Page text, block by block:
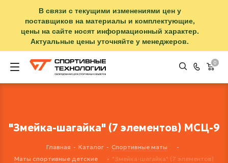
В связи с текущими изменениями цен у
поставщиков на материалы и комплектующие,
цены на сайте носят информационный характер.
Актуальные цены уточняйте у менеджеров.
0
"Змейка-шагайка" (7 элементов) МСЦ-9
Главная - Каталог - Спортивные маты
-
Маты спортивные детские
- "Змейка-шагайка" (7 элементов)